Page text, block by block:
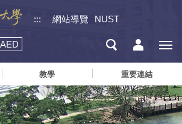
::: 網站導覽 NUST
AED
教學 重要連結